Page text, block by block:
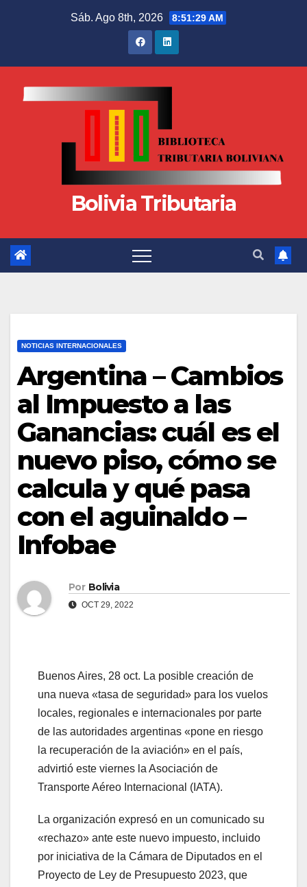
Sáb. Ago 8th, 2026 8:51:29 AM
Bolivia Tributaria
NOTICIAS INTERNACIONALES
Argentina – Cambios
al Impuesto a las
Ganancias: cuál es el
nuevo piso, cómo se
calcula y qué pasa
con el aguinaldo –
Infobae
Por Bolivia
OCT 29, 2022
Buenos Aires, 28 oct. La posible creación de
una nueva «tasa de seguridad» para los vuelos
locales, regionales e internacionales por parte
de las autoridades argentinas «pone en riesgo
la recuperación de la aviación» en el país,
advirtió este viernes la Asociación de
Transporte Aéreo Internacional (IATA).
La organización expresó en un comunicado su
«rechazo» ante este nuevo impuesto, incluido
por iniciativa de la Cámara de Diputados en el
Proyecto de Ley de Presupuesto 2023, que